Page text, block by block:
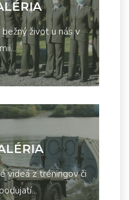
život u nás v
videá z tréningov či